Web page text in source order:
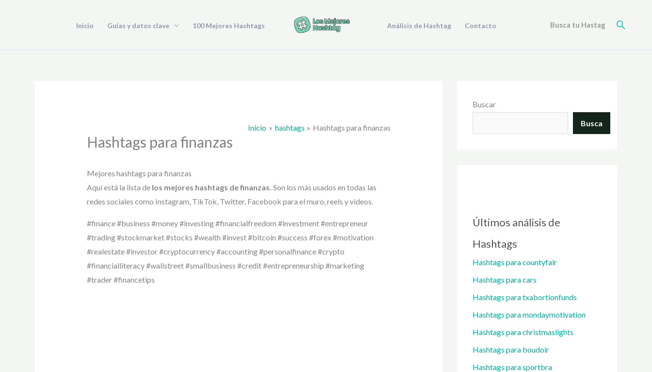
Inicio Guías y datos clave 100 Mejores Hashtags Análisis de Hashtag Contacto Busca tu Hastag Buscar
Inicio hashtags Hashtags para finanzas
Hashtags para finanzas
Mejores hashtags para finanzas
Aquí está la lista de los mejores hashtags definanzas. Son los más usados en todas las
redes sociales como Instagram, TikTok, Twitter, Facebook para el muro, reels y videos.
#finance #business #money #investing #financialfreedom #investment #entrepreneur
#trading #stockmarket #stocks #wealth #invest #bitcoin #success #forex #motivation
#realestate #investor #cryptocurrency #accounting #personalfinance #crypto
#financialliteracy #wallstreet #smallbusiness #credit #entrepreneurship #marketing
#trader #financetips
Buscar
Busca
Últimos análisis de
Hashtags
Hashtags para countyfair
Hashtags para cars
Hashtags para txabortionfunds
Hashtags para mondaymotivation
Hashtags para christmaslights
Hashtags para boudoir
Hashtags para sportbra